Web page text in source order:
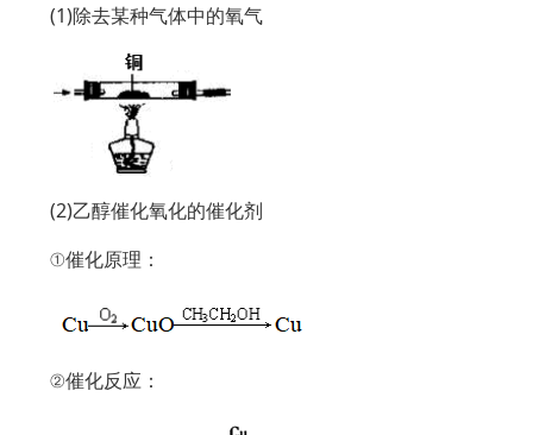
(1)除去某种气体中的氧气
(2)乙醇催化氧化的催化剂
①催化原理：
②催化反应：